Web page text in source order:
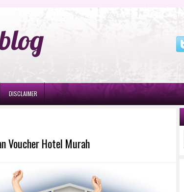
DISCLAIMER
Voucher Hotel Murah